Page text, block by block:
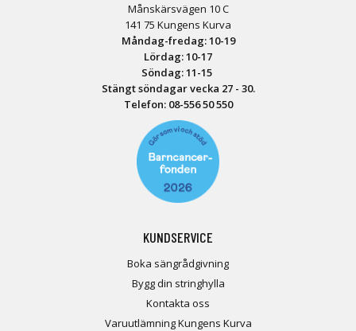
Månskärsvägen 10 C
141 75 Kungens Kurva
Måndag-fredag: 10-19
Lördag: 10-17
Söndag: 11-15
Stängt söndagar vecka 27 - 30.
Telefon: 08-556 50 550
KUNDSERVICE
Boka sängrådgivning
Bygg din stringhylla
Kontakta oss
Varuutlämning Kungens Kurva